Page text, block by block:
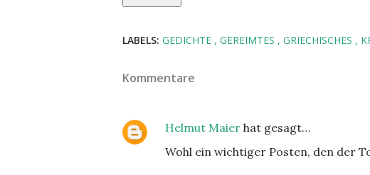
LABELS: GEDICHTE GEREIMTES GRIECHISCHES
Kommentare
Helmut Maier hat gesagt…
Wohl ein wichtiger Posten, den der